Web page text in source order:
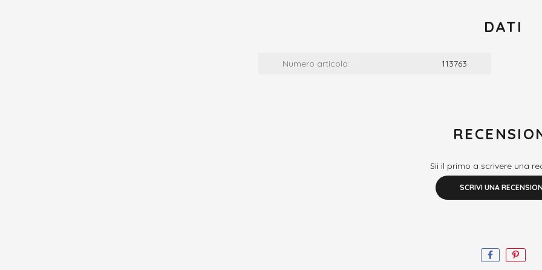
DATI
Numero articolo: 113763
Sii il primo a scrivere una
SCRIVI UNA